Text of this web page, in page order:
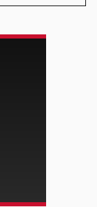
Sazişi üzrə